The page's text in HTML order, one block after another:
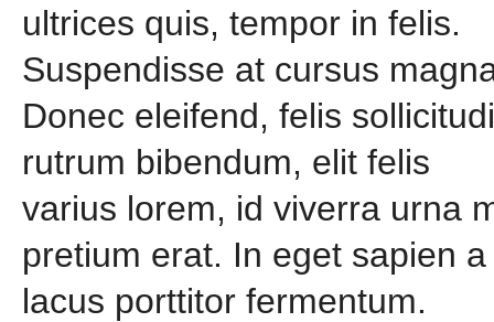
ultrices quis, tempor in felis.
Suspendisse at cursus
Donec eleifend, felis
rutrum bibendum, elit felis
varius lorem, id viverra urna
pretium erat. In eget sapien a
lacus porttitor fermentum.